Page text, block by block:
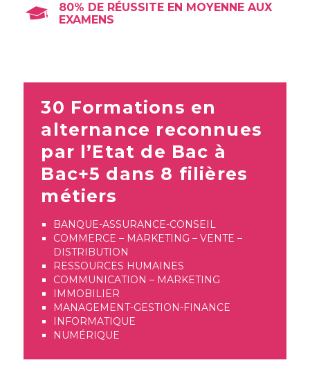
80% DE RÉUSSITE EN MOYENNE AUX
EXAMENS
30 Formations en
alternance reconnues
par l’Etat de Bac à
Bac+5 dans 8 filières
métiers
BANQUE-ASSURANCE-CONSEIL
COMMERCE – MARKETING – VENTE –
DISTRIBUTION
RESSOURCES HUMAINES
COMMUNICATION – MARKETING
IMMOBILIER
MANAGEMENT-GESTION-FINANCE
INFORMATIQUE
NUMÉRIQUE